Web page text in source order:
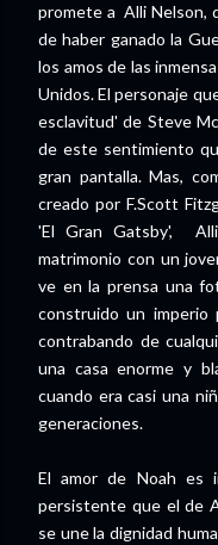
promete a Alli Nelson,
de haber ganado la
los amos de las
Unidos. El personaje
esclavitud' de Steve
de este sentimiento
gran pantalla. Mas,
creado por F.Scott
'El Gran Gatsby',
matrimonio con un
ve en la prensa una
construido un
contrabando de
una casa enorme y
cuando era casi una
generaciones.
El amor de Noah es
persistente que el de
se une la dignidad